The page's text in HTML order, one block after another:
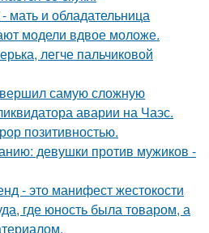
мать и обладательница
модели вдвое моложе.
легче пальчиковой
самую сложную
аварии на Чаэс.
позитивностью.
девушки против мужиков -
- это манифест жестокости
где юность была товаром, а